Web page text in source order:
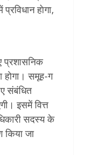
हाेगा,
प्रशासनिक
होगा। समूह-ग
संबंधित
इसमें वित्त
सदस्य के
किया जा